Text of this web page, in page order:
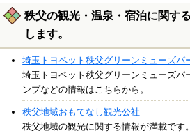
秩父の観光・温泉・宿泊に関す
します。
埼玉トヨペット秩父グリーンミューズ
埼玉トヨペット秩父グリーンミューズパ
ンプなどの情報はこちらから。
秩父地域おもてなし観光公社
秩父地域の観光に関する情報が満載です